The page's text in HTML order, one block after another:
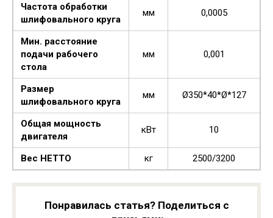
Частота обработки
шлифовального круга
мм 0,0005
Мин. расстояние
подачи рабочего
стола
мм 0,001
Размер
шлифовального круга
мм Ø350*40*Ø*127
Общая мощность
двигателя
кВт 10
Вес НЕТТО кг 2500/3200
Понравилась статья? Поделиться с